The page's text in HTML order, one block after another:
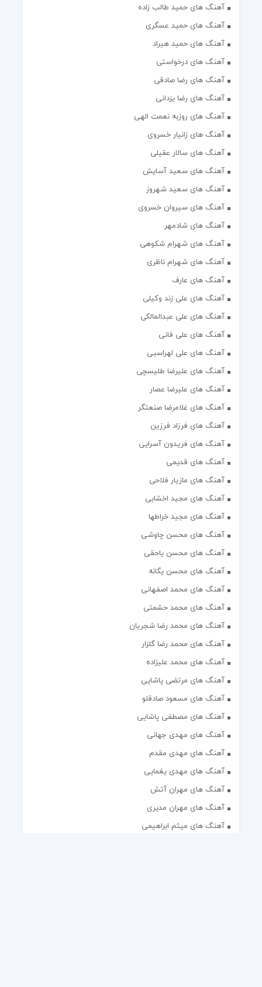
آهنگ های حمید طالب زاده
آهنگ های حمید عسگری
آهنگ های حمید هیراد
آهنگ های درخواستی
آهنگ های رضا صادقی
آهنگ های رضا یزدانی
آهنگ های روزبه نعمت الهی
آهنگ های زانیار خسروی
آهنگ های سالار عقیلی
آهنگ های سعید آسایش
آهنگ های سعید شهروز
آهنگ های سیروان خسروی
آهنگ های شادمهر
آهنگ های شهرام شکوهی
آهنگ های شهرام ناظری
آهنگ های عارف
آهنگ های علی زند وکیلی
آهنگ های علی عبدالمالکی
آهنگ های علی فانی
آهنگ های علی لهراسبی
آهنگ های علیرضا طلیسچی
آهنگ های علیرضا عصار
آهنگ های غلامرضا صنعتگر
آهنگ های فرزاد فرزین
آهنگ های فریدون آسرایی
آهنگ های قدیمی
آهنگ های مازیار فلاحی
آهنگ های مجید اخشابی
آهنگ های مجید خراطها
آهنگ های محسن چاوشی
آهنگ های محسن یاحقی
آهنگ های محسن یگانه
آهنگ های محمد اصفهانی
آهنگ های محمد حشمتی
آهنگ های محمد رضا شجریان
آهنگ های محمد رضا گلزار
آهنگ های محمد علیزاده
آهنگ های مرتضی پاشایی
آهنگ های مسعود صادقلو
آهنگ های مصطفی پاشایی
آهنگ های مهدی جهانی
آهنگ های مهدی مقدم
آهنگ های مهدی یغمایی
آهنگ های مهران آتش
آهنگ های مهران مدیری
آهنگ های میثم ابراهیمی